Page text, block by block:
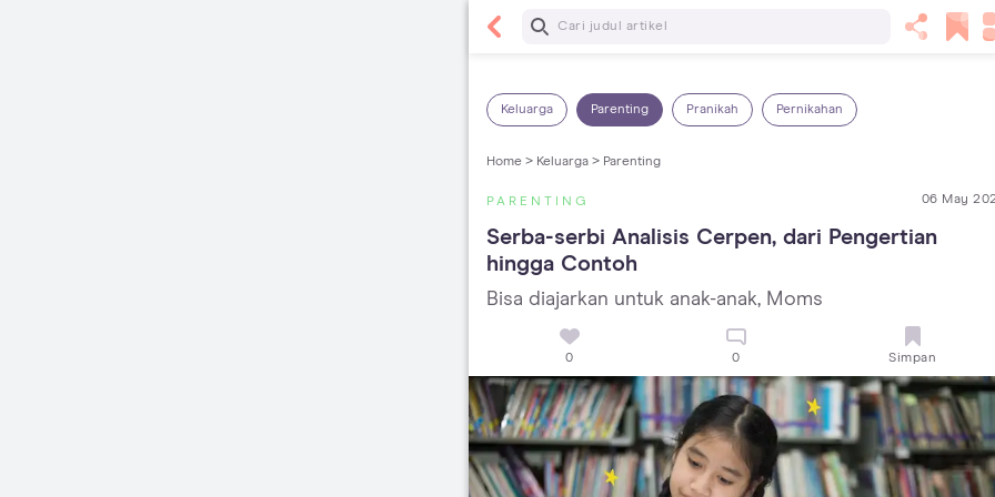
Baca Selanjutnya
Keluarga Parenting Pranikah Pernikahan
Home > Keluarga > Parenting
PARENTING 06 May
Serba-serbi Analisis Cerpen, dari Pengertian
hingga Contoh
Bisa diajarkan untuk anak-anak, Moms
0 0 Simpan